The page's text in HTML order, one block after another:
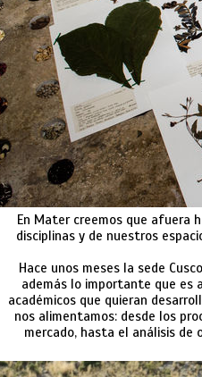
En Mater creemos que afuera
disciplinas y de nuestros
Hace unos meses la sede
además lo importante que es
académicos que quieran
nos alimentamos: desde los
mercado, hasta el análisis